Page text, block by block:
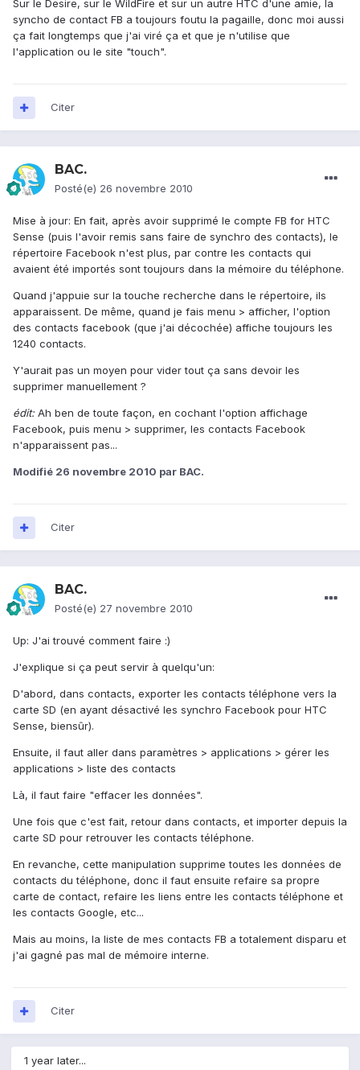
Sur le Desire, sur le WildFire et sur un autre HTC d'une amie, la
syncho de contact FB a toujours foutu la pagaille, donc moi aussi
ça fait longtemps que j'ai viré ça et que je n'utilise que
l'application ou le site "touch".
Citer
BAC.
Posté(e) 26 novembre 2010
Mise à jour: En fait, après avoir supprimé le compte FB for HTC
Sense (puis l'avoir remis sans faire de synchro des contacts), le
répertoire Facebook n'est plus, par contre les contacts qui
avaient été importés sont toujours dans la mémoire du téléphone.
Quand j'appuie sur la touche recherche dans le répertoire, ils
apparaissent. De même, quand je fais menu > afficher, l'option
des contacts facebook (que j'ai décochée) affiche toujours les
1240 contacts.
Y'aurait pas un moyen pour vider tout ça sans devoir les
supprimer manuellement ?
édit: Ah ben de toute façon, en cochant l'option affichage
Facebook, puis menu > supprimer, les contacts Facebook
n'apparaissent pas...
Modifié 26 novembre 2010 par BAC.
Citer
BAC.
Posté(e) 27 novembre 2010
Up: J'ai trouvé comment faire :)
J'explique si ça peut servir à quelqu'un:
D'abord, dans contacts, exporter les contacts téléphone vers la
carte SD (en ayant désactivé les synchro Facebook pour HTC
Sense, biensûr).
Ensuite, il faut aller dans paramètres > applications > gérer les
applications > liste des contacts
Là, il faut faire "effacer les données".
Une fois que c'est fait, retour dans contacts, et importer depuis la
carte SD pour retrouver les contacts téléphone.
En revanche, cette manipulation supprime toutes les données de
contacts du téléphone, donc il faut ensuite refaire sa propre
carte de contact, refaire les liens entre les contacts téléphone et
les contacts Google, etc...
Mais au moins, la liste de mes contacts FB a totalement disparu et
j'ai gagné pas mal de mémoire interne.
Citer
1 year later...